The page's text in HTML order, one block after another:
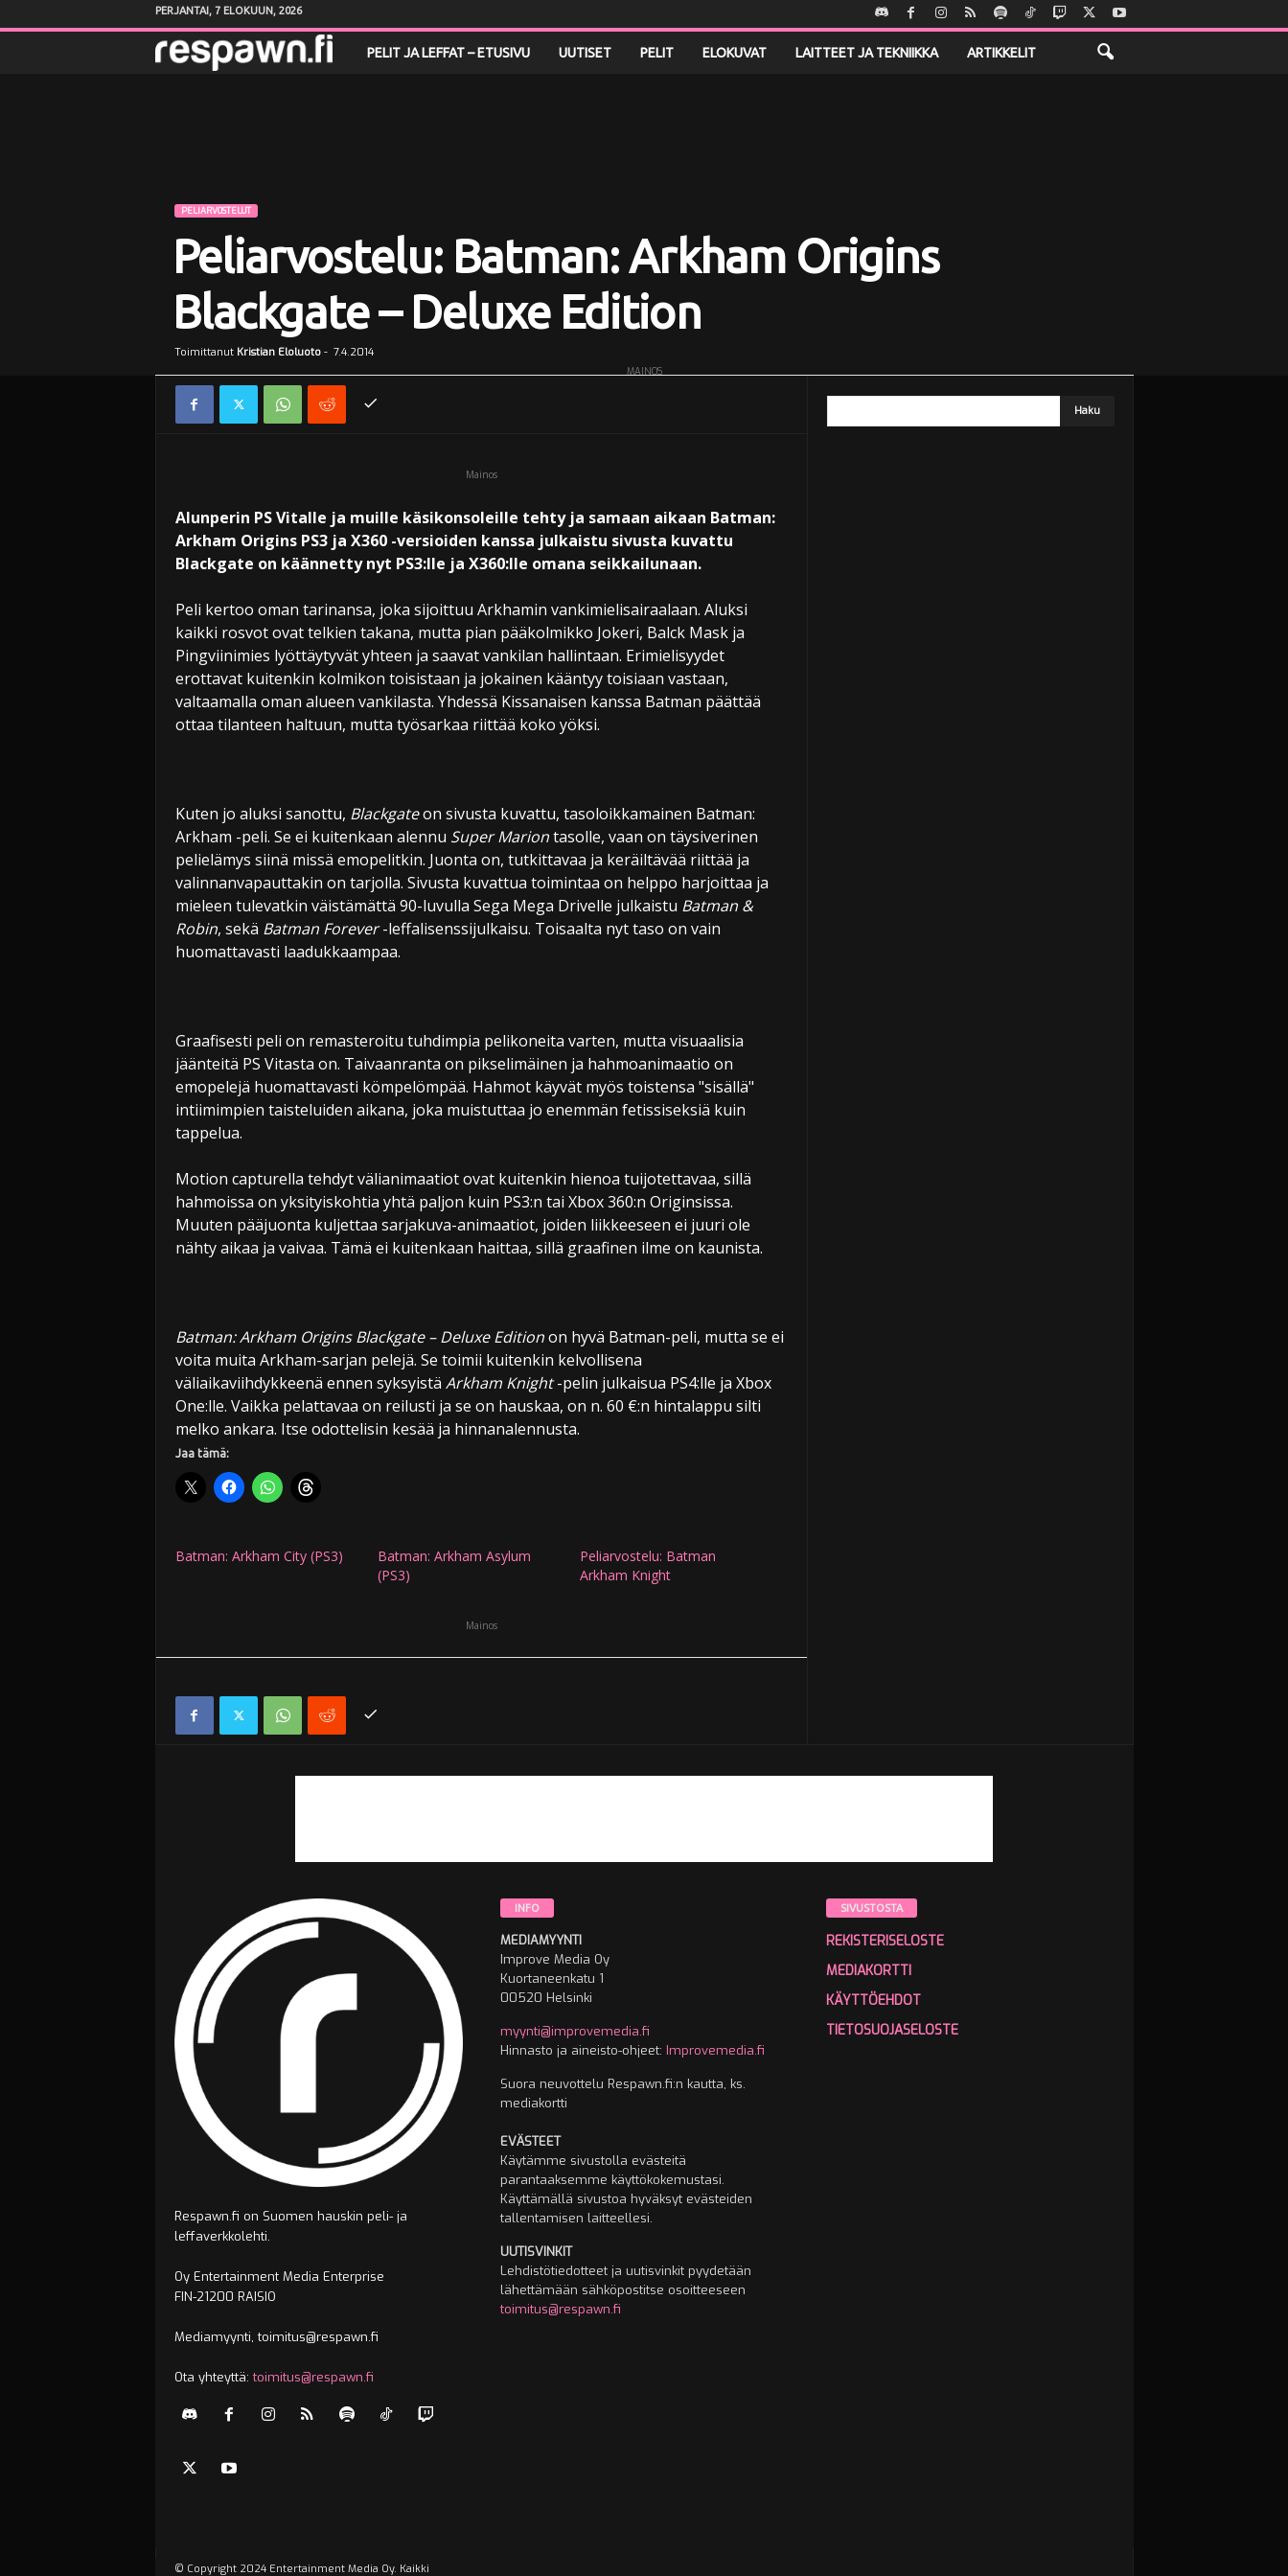
PERJANTAI, 7 ELOKUUN, 2026
w
n
.
PELIT JA LEFFAT – ETUSIVU UUTISET PELIT ELOKUVAT LAITTEET JA TEKNIIKKA ARTIKKELIT
MAINOS
PELIARVOSTELUT
Peliarvostelu: Batman: Arkham Origins
Blackgate – Deluxe Edition
Toimittanut Kristian Eloluoto- 7.4.2014
Mainos
Alunperin PS Vitalle ja muille käsikonsoleille tehty ja samaan aikaan Batman:
Arkham Origins PS3 ja X360 -versioiden kanssa julkaistu sivusta kuvattu
Blackgate on käännetty nyt PS3:lle ja X360:lle omana seikkailunaan.
Peli kertoo oman tarinansa, joka sijoittuu Arkhamin vankimielisairaalaan. Aluksi
kaikki rosvot ovat telkien takana, mutta pian pääkolmikko Jokeri, Balck Mask ja
Pingviinimies lyöttäytyvät yhteen ja saavat vankilan hallintaan. Erimielisyydet
erottavat kuitenkin kolmikon toisistaan ja jokainen kääntyy toisiaan vastaan,
valtaamalla oman alueen vankilasta. Yhdessä Kissanaisen kanssa Batman päättää
ottaa tilanteen haltuun, mutta työsarkaa riittää koko yöksi.
Kuten jo aluksi sanottu, Blackgateon sivusta kuvattu, tasoloikkamainen Batman:
Arkham -peli. Se ei kuitenkaan alennu Super Mariontasolle, vaan on täysiverinen
pelielämys siinä missä emopelitkin. Juonta on, tutkittavaa ja keräiltävää riittää ja
valinnanvapauttakin on tarjolla. Sivusta kuvattua toimintaa on helppo harjoittaa ja
mieleen tulevatkin väistämättä 90-luvulla Sega Mega Drivelle julkaistu Batman &
Robin, sekä Batman Forever-leffalisenssijulkaisu. Toisaalta nyt taso on vain
huomattavasti laadukkaampaa.
Graafisesti peli on remasteroitu tuhdimpia pelikoneita varten, mutta visuaalisia
jäänteitä PS Vitasta on. Taivaanranta on pikselimäinen ja hahmoanimaatio on
emopelejä huomattavasti kömpelömpää. Hahmot käyvät myös toistensa "sisällä"
intiimimpien taisteluiden aikana, joka muistuttaa jo enemmän fetissiseksiä kuin
tappelua.
Motion capturella tehdyt välianimaatiot ovat kuitenkin hienoa tuijotettavaa, sillä
hahmoissa on yksityiskohtia yhtä paljon kuin PS3:n tai Xbox 360:n Originsissa.
Muuten pääjuonta kuljettaa sarjakuva-animaatiot, joiden liikkeeseen ei juuri ole
nähty aikaa ja vaivaa. Tämä ei kuitenkaan haittaa, sillä graafinen ilme on kaunista.
Batman: Arkham Origins Blackgate – Deluxe Editionon hyvä Batman-peli, mutta se ei
voita muita Arkham-sarjan pelejä. Se toimii kuitenkin kelvollisena
väliaikaviihdykkeenä ennen syksyistä Arkham Knight-pelin julkaisua PS4:lle ja Xbox
One:lle. Vaikka pelattavaa on reilusti ja se on hauskaa, on n. 60 €:n hintalappu silti
melko ankara. Itse odottelisin kesää ja hinnanalennusta.
Jaa tämä:
Batman: Arkham City (PS3)
Batman: Arkham Asylum
(PS3)
Peliarvostelu: Batman
Arkham Knight
Mainos
Respawn.fi on Suomen hauskin peli- ja
leffaverkkolehti.
Oy Entertainment Media Enterprise
FIN-21200 RAISIO
Mediamyynti, toimitus@respawn.fi
Ota yhteyttä:toimitus@respawn.fi
INFO
MEDIAMYYNTI
Improve Media Oy
Kuortaneenkatu 1
00520 Helsinki
myynti@improvemedia.fi
Hinnasto ja aineisto-ohjeet: Improvemedia.fi
Suora neuvottelu Respawn.fi:n kautta, ks.
mediakortti
EVÄSTEET
Käytämme sivustolla evästeitä
parantaaksemme käyttökokemustasi.
Käyttämällä sivustoa hyväksyt evästeiden
tallentamisen laitteellesi.
UUTISVINKIT
Lehdistötiedotteet ja uutisvinkit pyydetään
lähettämään sähköpostitse osoitteeseen
toimitus@respawn.fi
SIVUSTOSTA
REKISTERISELOSTE
MEDIAKORTTI
KÄYTTÖEHDOT
TIETOSUOJASELOSTE
© Copyright 2024 Entertainment Media Oy. Kaikki